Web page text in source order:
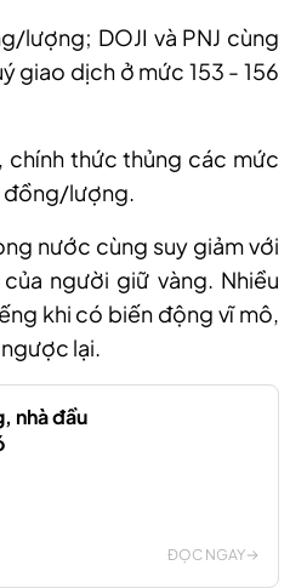
lượng; DOJI và PNJ cùng
giao dịch ở mức 153 - 156
chính thức thủng các mức
đồng/lượng.
nước cùng suy giảm với
người giữ vàng. Nhiều
khi có biến động vĩ mô,
lại.
nhà đầu
ĐỌC NGAY